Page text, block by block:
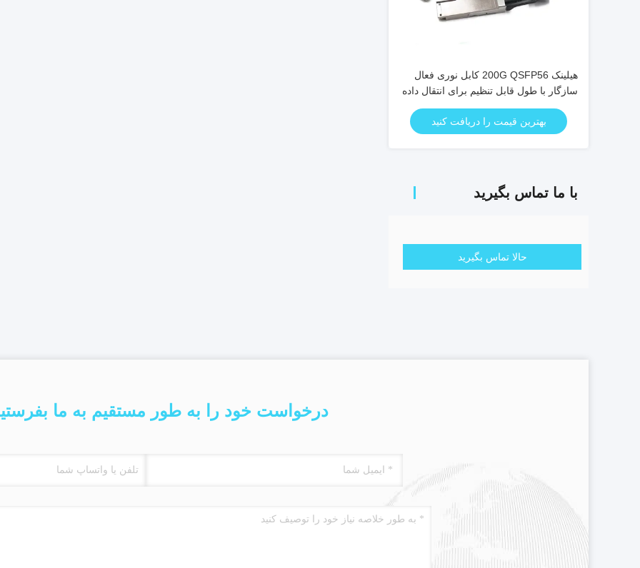
هیلینک 200G QSFP56 کابل نوری فعال
سازگار با طول قابل تنظیم برای انتقال داده
با سرعت بالا
بهترین قیمت را دریافت کنید
با ما تماس بگیرید
حالا تماس بگیرید
درخواست خود را به طور مستقیم به ما